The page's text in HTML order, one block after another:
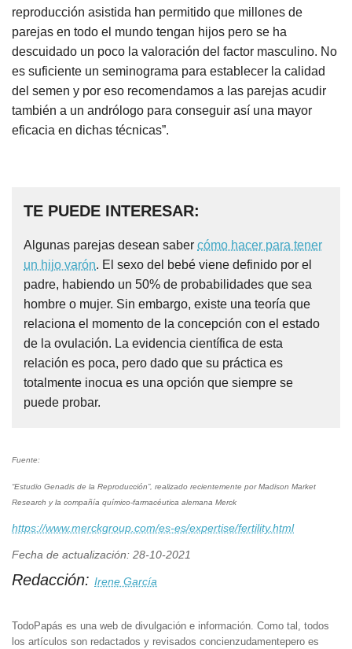
reproducción asistida han permitido que millones de
parejas en todo el mundo tengan hijos pero se ha
descuidado un poco la valoración del factor masculino. No
es suficiente un seminograma para establecer la calidad
del semen y por eso recomendamos a las parejas acudir
también a un andrólogo para conseguir así una mayor
eficacia en dichas técnicas”.
TE PUEDE INTERESAR:
Algunas parejas desean saber cómo hacer para tener
un hijo varón. El sexo del bebé viene definido por el
padre, habiendo un 50% de probabilidades que sea
hombre o mujer. Sin embargo, existe una teoría que
relaciona el momento de la concepción con el estado
de la ovulación. La evidencia científica de esta
relación es poca, pero dado que su práctica es
totalmente inocua es una opción que siempre se
puede probar.
Fuente:
“Estudio Genadis de la Reproducción”, realizado recientemente por Madison Market
Research y la compañía químico-farmacéutica alemana Merck
https://www.merckgroup.com/es-es/expertise/fertility.html
Fecha de actualización: 28-10-2021
Redacción: Irene García
TodoPapás es una web de divulgación e información. Como tal, todos
los artículos son redactados y revisados concienzudamentepero es